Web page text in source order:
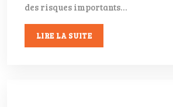
des risques importants…
LIRE LA SUITE